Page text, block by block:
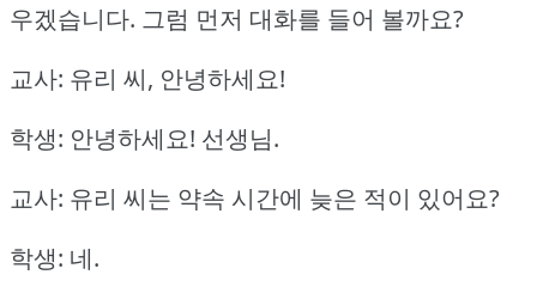
우겠습니다. 그럼 먼저 대화를 들어 볼까요?
교사: 유리 씨, 안녕하세요!
학생: 안녕하세요! 선생님.
교사: 유리 씨는 약속 시간에 늦은 적이 있어요?
학생: 네.